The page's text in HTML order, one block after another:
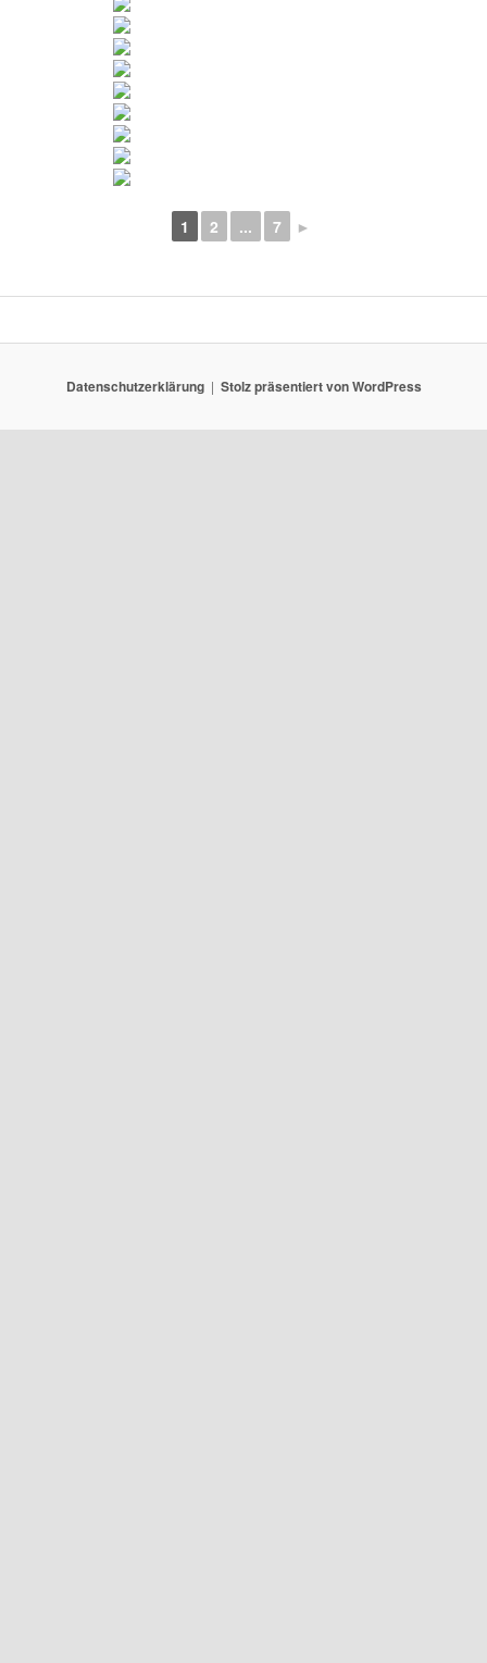
1 2 ... 7 ►
Datenschutzerklärung Stolz präsentiert von WordPress